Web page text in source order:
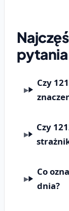
pytania
Czy
Czy
Co
dnia?